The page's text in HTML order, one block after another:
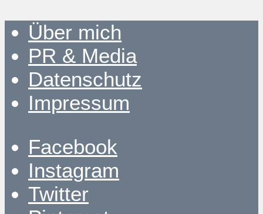
Über mich
PR & Media
Datenschutz
Impressum
Facebook
Instagram
Twitter